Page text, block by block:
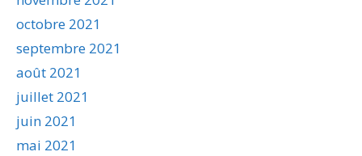
octobre 2021
septembre 2021
août 2021
juillet 2021
juin 2021
mai 2021